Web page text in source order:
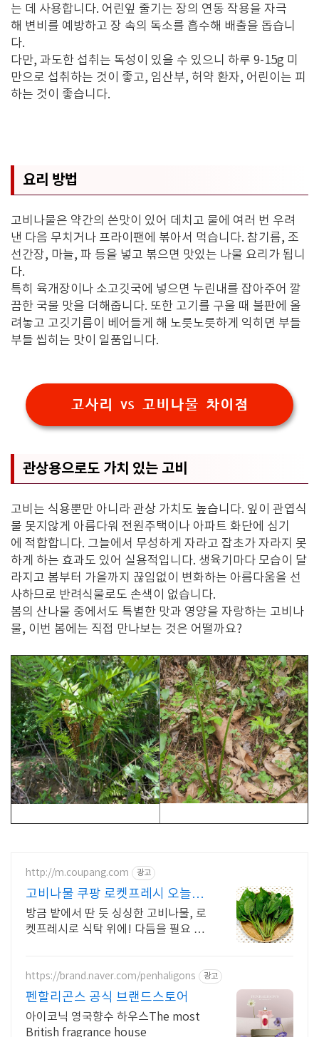
는 데 사용합니다. 어린잎 줄기는 장의 연동 작용을 자극
해 변비를 예방하고 장 속의 독소를 흡수해 배출을 돕습니
다.
다만, 과도한 섭취는 독성이 있을 수 있으니 하루 9-15g 미
만으로 섭취하는 것이 좋고, 임산부, 허약 환자, 어린이는 피
하는 것이 좋습니다.
요리 방법
고비나물은 약간의 쓴맛이 있어 데치고 물에 여러 번 우려
낸 다음 무치거나 프라이팬에 볶아서 먹습니다. 참기름, 조
선간장, 마늘, 파 등을 넣고 볶으면 맛있는 나물 요리가 됩니
다.
특히 육개장이나 소고깃국에 넣으면 누린내를 잡아주어 깔
끔한 국물 맛을 더해줍니다. 또한 고기를 구울 때 불판에 올
려놓고 고깃기름이 베어들게 해 노릇노릇하게 익히면 부들
부들 씹히는 맛이 일품입니다.
고사리 vs 고비나물 차이점
관상용으로도 가치 있는 고비
고비는 식용뿐만 아니라 관상 가치도 높습니다. 잎이 관엽식
물 못지않게 아름다워 전원주택이나 아파트 화단에 심기
에 적합합니다. 그늘에서 무성하게 자라고 잡초가 자라지 못
하게 하는 효과도 있어 실용적입니다. 생육기마다 모습이 달
라지고 봄부터 가을까지 끊임없이 변화하는 아름다움을 선
사하므로 반려식물로도 손색이 없습니다.
봄의 산나물 중에서도 특별한 맛과 영양을 자랑하는 고비나
물, 이번 봄에는 직접 만나보는 것은 어떨까요?
http://m.coupang.com 광고
고비나물 쿠팡 로켓프레시 오늘주
문 내일도착
방금 밭에서 딴 듯 싱싱한 고비나물, 로
켓프레시로 식탁 위에! 다듬을 필요 없
https://brand.naver.com/penhaligons 광고
펜할리곤스 공식 브랜드스토어
아이코닉 영국향수 하우스The most
British fragrance house